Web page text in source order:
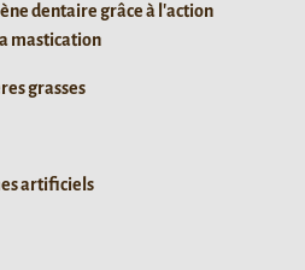
dentaire grâce à l'action
mastication
grasses
artificiels